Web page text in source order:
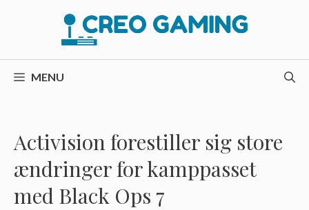
MENU
Activision forestiller sig store
ændringer for kamppasset
med Black Ops 7